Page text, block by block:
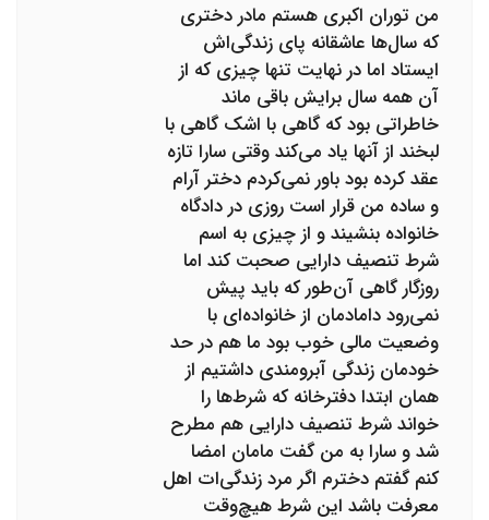
من توران اکبری هستم مادر دختری
که سال‌ها عاشقانه پای زندگی‌اش
ایستاد اما در نهایت تنها چیزی که از
آن همه سال برایش باقی ماند
خاطراتی بود که گاهی با اشک گاهی با
لبخند از آنها یاد می‌کند وقتی سارا تازه
عقد کرده بود باور نمی‌کردم دختر آرام
و ساده من قرار است روزی در دادگاه
خانواده بنشیند و از چیزی به اسم
شرط تنصیف دارایی صحبت کند اما
روزگار گاهی آن‌طور که باید پیش
نمی‌رود دامادمان از خانواده‌ای با
وضعیت مالی خوب بود ما هم در حد
خودمان زندگی آبرومندی داشتیم از
همان ابتدا دفترخانه که شرط‌ها را
خواند شرط تنصیف دارایی هم مطرح
شد و سارا به من گفت مامان امضا
کنم گفتم دخترم اگر مرد زندگی‌ات اهل
معرفت باشد این شرط هیچ‌وقت